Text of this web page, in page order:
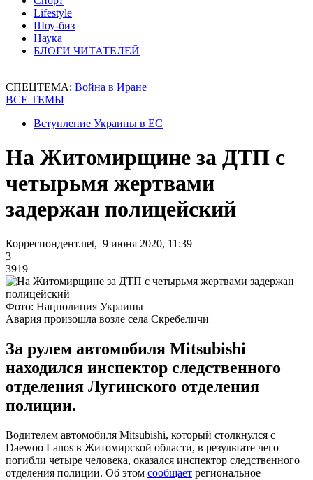
Lifestyle
Шоу-биз
Наука
БЛОГИ ЧИТАТЕЛЕЙ
СПЕЦТЕМА: Война в Иране
ВСЕ ТЕМЫ
Вступление Украины в ЕС
На Житомирщине за ДТП с
четырьмя жертвами
задержан полицейский
Корреспондент.net, 9 июня 2020, 11:39
3
3919
Фото: Нацполиция Украины
Авария произошла возле села Скребеличи
За рулем автомобиля Mitsubishi
находился инспектор следственного
отделения Лугинского отделения
полиции.
Водителем автомобиля Mitsubishi, который столкнулся с
Daewoo Lanos в Житомирской области, в результате чего
погибли четыре человека, оказался инспектор следственного
отделения полиции. Об этом сообщает региональное